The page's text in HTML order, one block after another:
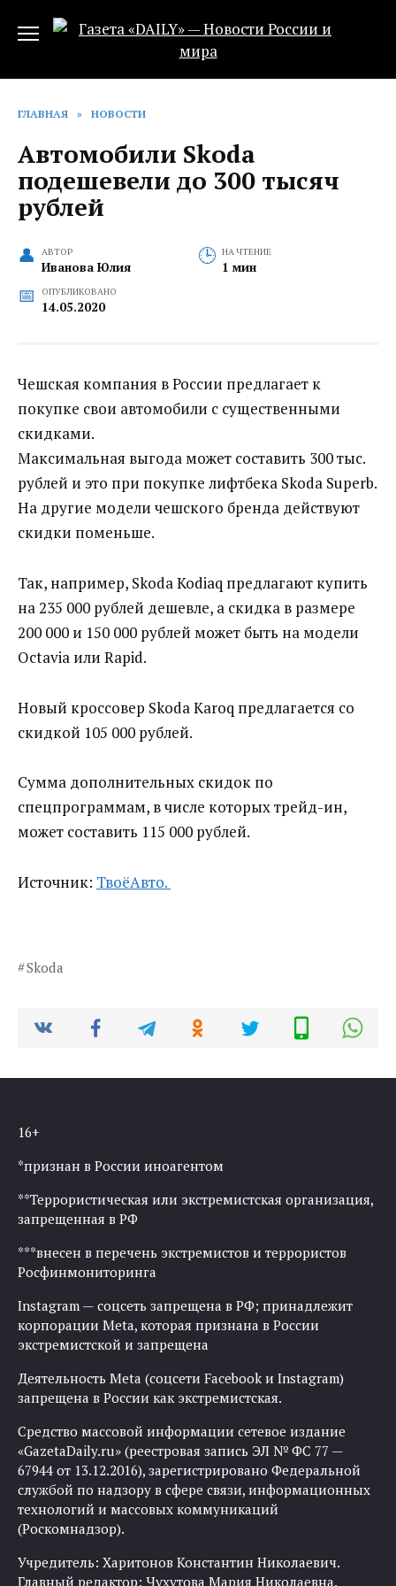
ГЛАВНАЯ » НОВОСТИ
Автомобили Skoda
подешевели до 300 тысяч
рублей
АВТОР
Иванова Юлия
НА ЧТЕНИЕ
1 мин
ОПУБЛИКОВАНО
14.05.2020
Чешская компания в России предлагает к
покупке свои автомобили с существенными
скидками.
Максимальная выгода может составить 300 тыс.
рублей и это при покупке лифтбека Skoda Superb.
На другие модели чешского бренда действуют
скидки поменьше.
Так, например, Skoda Kodiaq предлагают купить
на 235 000 рублей дешевле, а скидка в размере
200 000 и 150 000 рублей может быть на модели
Octavia или Rapid.
Новый кроссовер Skoda Karoq предлагается со
скидкой 105 000 рублей.
Сумма дополнительных скидок по
спецпрограммам, в числе которых трейд-ин,
может составить 115 000 рублей.
Источник: ТвоёАвто.
Skoda
16+
*признан в России иноагентом
**Террористическая или экстремистская организация,
запрещенная в РФ
***внесен в перечень экстремистов и террористов
Росфинмониторинга
Instagram — соцсеть запрещена в РФ; принадлежит
корпорации Meta, которая признана в России
экстремистской и запрещена
Деятельность Meta (соцсети Facebook и Instagram)
запрещена в России как экстремистская.
Средство массовой информации сетевое издание
«GazetaDaily.ru» (реестровая запись ЭЛ № ФС 77 —
67944 от 13.12.2016), зарегистрировано Федеральной
службой по надзору в сфере связи, информационных
технологий и массовых коммуникаций
(Роскомнадзор).
Учредитель: Харитонов Константин Николаевич.
Главный редактор: Чухутова Мария Николаевна.